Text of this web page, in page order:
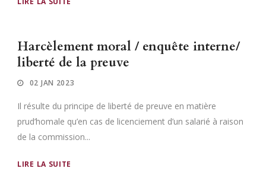
Harcèlement moral / enquête interne/
liberté de la preuve
02 JAN 2023
Il résulte du principe de liberté de preuve en matière
prud’homale qu’en cas de licenciement d’un salarié à raison
de la commission...
LIRE LA SUITE